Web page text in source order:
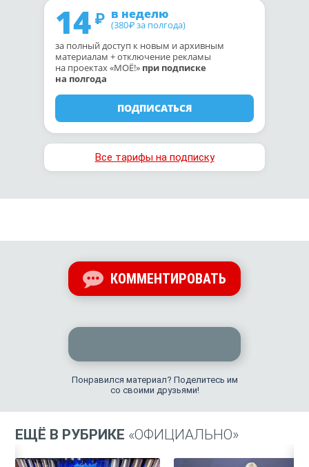
14 в неделю
(380₽ за полгода)
за полный доступ к новым и архивным
материалам + отключение рекламы
на проектах «МОЁ!» при подписке
на полгода
ПОДПИСАТЬСЯ
Все тарифы на подписку
КОММЕНТИРОВАТЬ
Понравился материал? Поделитесь им
со своими друзьями!
ЕЩЁ В РУБРИКЕ «ОФИЦИАЛЬНО»